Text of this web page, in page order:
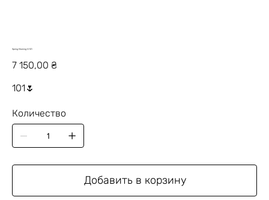
Spring Morning N101
Цена
7 150,00 ₴
101🌷
Количество
Добавить в корзину